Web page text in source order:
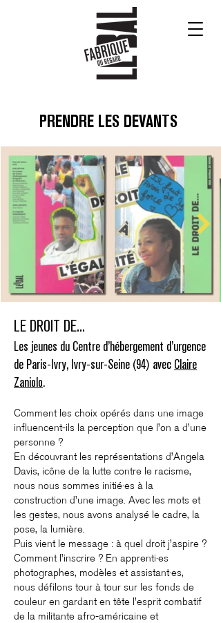
PRENDRE LES DEVANTS
LE DROIT DE...
Les jeunes du Centre d’hébergement d’urgence
de Paris-Ivry, Ivry-sur-Seine (94) avec Claire
Zaniolo.
Comment les choix opérés dans une image
influencent-ils la perception que l’on a d’une
personne ?
En découvrant les représentations d’Angela
Davis, icône de la lutte contre le racisme,
nous nous sommes initié·es à la
construction d’une image. Avec les mots et
les gestes, nous avons analysé le cadre, la
pose, la lumière.
Puis vient le message : à quel droit j’aspire ?
Comment l’inscrire ? En apprenti·es
photographes, modèles et assistant·es,
nous défilons tour à tour sur les fonds de
couleur en gardant en tête l’esprit combatif
de la militante afro-américaine et